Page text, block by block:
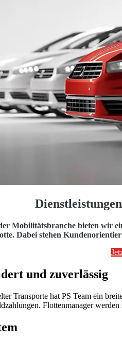
Mobilitätsbranche bieten wir
Dabei stehen
und zuverlässig
Transporte hat PS Team ein
Flottenmanager